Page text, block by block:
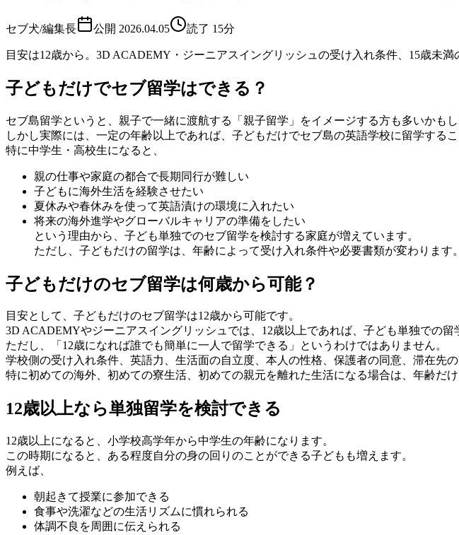
セブ犬/編集長 公開 2026.04.05 読了 15分
目安は12歳から。3D ACADEMY・ジーニアスイングリッシュの受け入れ条件、15歳未
子どもだけでセブ留学はできる？
セブ島留学というと、親子で一緒に渡航する「親子留学」をイメージする方も多いかもし
しかし実際には、一定の年齢以上であれば、子どもだけでセブ島の英語学校に留学するこ
特に中学生・高校生になると、
親の仕事や家庭の都合で長期同行が難しい
子どもに海外生活を経験させたい
夏休みや春休みを使って英語漬けの環境に入れたい
将来の海外進学やグローバルキャリアの準備をしたい
という理由から、子ども単独でのセブ留学を検討する家庭が増えています。
ただし、子どもだけの留学は、年齢によって受け入れ条件や必要書類が変わりま
子どもだけのセブ留学は何歳から可能？
目安として、子どもだけのセブ留学は12歳から可能です。
3D ACADEMYやジーニアスイングリッシュでは、12歳以上であれば、子ども単独での留
ただし、「12歳になれば誰でも簡単に一人で留学できる」というわけではありません。
学校側の受け入れ条件、英語力、生活面の自立度、本人の性格、保護者の同意、滞在先
特に初めての海外、初めての寮生活、初めての親元を離れた生活になる場合は、年齢だ
12歳以上なら単独留学を検討できる
12歳以上になると、小学校高学年から中学生の年齢になります。
この時期になると、ある程度自分の身の回りのことができる子どもも増えます。
例えば、
朝起きて授業に参加できる
食事や洗濯などの生活リズムに慣れられる
体調不良を周囲に伝えられる